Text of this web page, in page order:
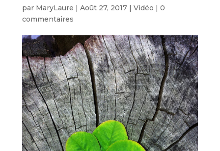
par MaryLaure | Août 27, 2017| Vidéo | 0
commentaires